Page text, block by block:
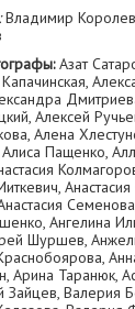
Владимир
Азат
Алексей
Алена
Пащенко,
Ангелина
Шуршев,
Арина Таранюк,
Зайцев, Валерия